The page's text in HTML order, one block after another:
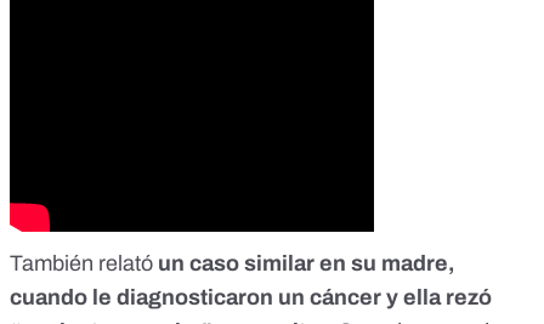
También relató un caso similar en su madre,
cuando le diagnosticaron un cáncer y ella rezó